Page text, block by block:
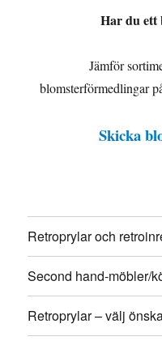
Har du ett
Jämför
blomsterförmedlingar
Skicka
Retroprylar och
Second hand-möbler/
Retroprylar – välj